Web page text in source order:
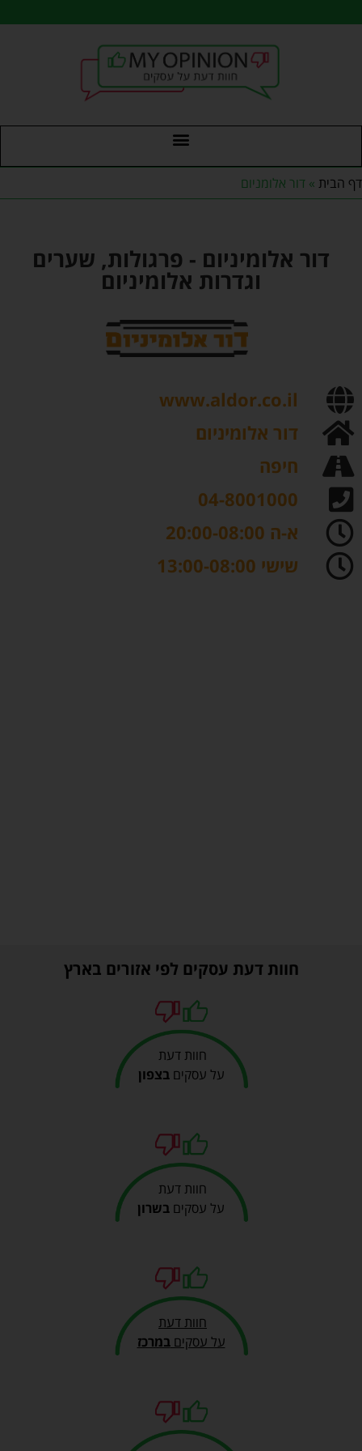
דף הבית » דור אלומניום
דור אלומיניום - פרגולות, שערים
וגדרות אלומיניום
www.aldor.co.il
דור אלומיניום
חיפה
04-8001000
א-ה 20:00-08:00
שישי 13:00-08:00
חוות דעת עסקים לפי אזורים בארץ
חוות דעת
על עסקיםבצפון
חוות דעת
על עסקים בשרון
חוות דעת
על עסקיםבמרכז